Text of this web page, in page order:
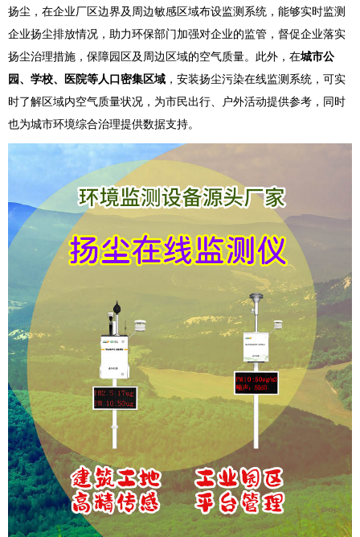
扬尘，在企业厂区边界及周边敏感区域布设监测系统，能够实时监测
企业扬尘排放情况，助力环保部门加强对企业的监管，督促企业落实
扬尘治理措施，保障园区及周边区域的空气质量。此外，在城市公
园、学校、医院等人口密集区域 ，安装扬尘污染在线监测系统，可实
时了解区域内空气质量状况，为市民出行、户外活动提供参考，同时
也为城市环境综合治理提供数据支持。